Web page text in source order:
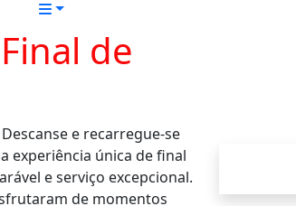
de
e recarregue-se
experiência única de final
e serviço excepcional.
de momentos